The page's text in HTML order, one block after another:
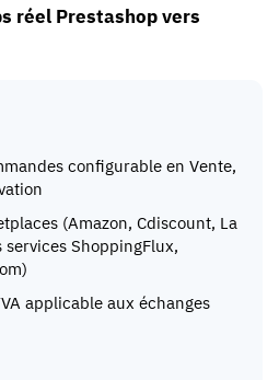
réel Prestashop vers
configurable en Vente,
(Amazon, Cdiscount, La
services ShoppingFlux,
applicable aux échanges